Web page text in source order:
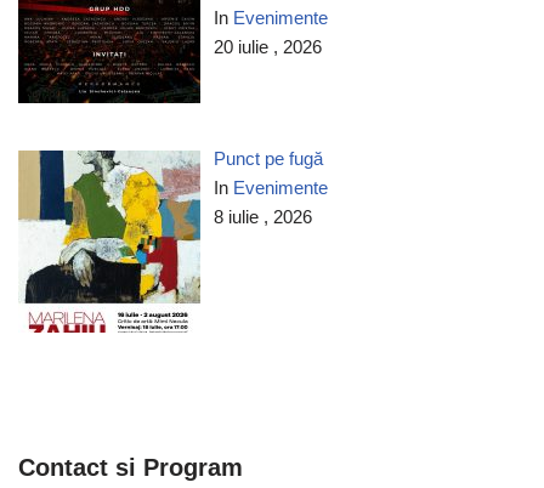
In Evenimente
20 iulie , 2026
Punct pe fugă
In Evenimente
8 iulie , 2026
Contact si Program